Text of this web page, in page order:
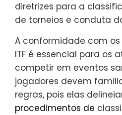
diretrizes para a
de torneios e conduta
A conformidade com
ITF é essencial para os
competir em eventos
jogadores devem
regras, pois elas
procedimentos de